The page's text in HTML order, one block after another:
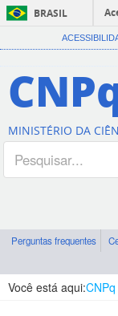
BRASIL
MINISTÉRIO DA
Perguntas frequentes
Você está aqui:CNPq